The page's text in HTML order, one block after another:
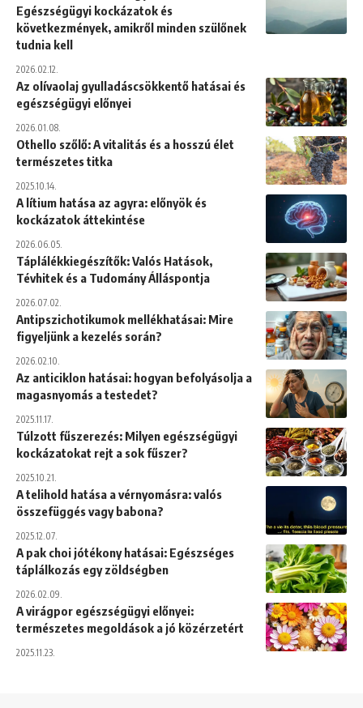
Egészségügyi kockázatok és
következmények, amikről minden szülőnek
tudnia kell
2026.02.12.
Az olívaolaj gyulladáscsökkentő hatásai és
egészségügyi előnyei
2026.01.08.
Othello szőlő: A vitalitás és a hosszú élet
természetes titka
2025.10.14.
A lítium hatása az agyra: előnyök és
kockázatok áttekintése
2026.06.05.
Táplálékkiegészítők: Valós Hatások,
Tévhitek és a Tudomány Álláspontja
2026.07.02.
Antipszichotikumok mellékhatásai: Mire
figyeljünk a kezelés során?
2026.02.10.
Az anticiklon hatásai: hogyan befolyásolja a
magasnyomás a testedet?
2025.11.17.
Túlzott fűszerezés: Milyen egészségügyi
kockázatokat rejt a sok fűszer?
2025.10.21.
A telihold hatása a vérnyomásra: valós
összefüggés vagy babona?
2025.12.07.
A pak choi jótékony hatásai: Egészséges
táplálkozás egy zöldségben
2026.02.09.
A virágpor egészségügyi előnyei:
természetes megoldások a jó közérzetért
2025.11.23.